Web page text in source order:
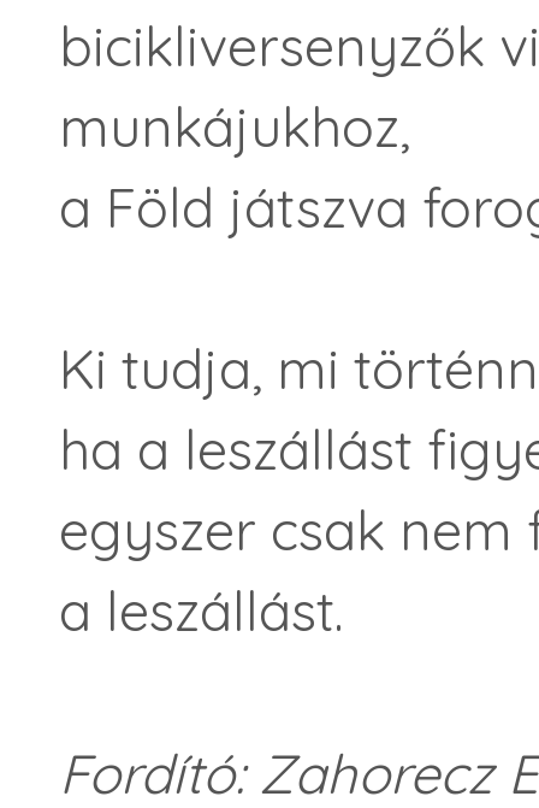
bicikliversenyzők
munkájukhoz,
a Föld játszva
Ki tudja, mi
ha a leszállást
egyszer csak
a leszállást.
Fordító: Zahorecz